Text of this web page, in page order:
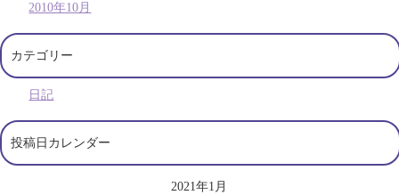
2010年10月
カテゴリー
日記
投稿日カレンダー
2021年1月